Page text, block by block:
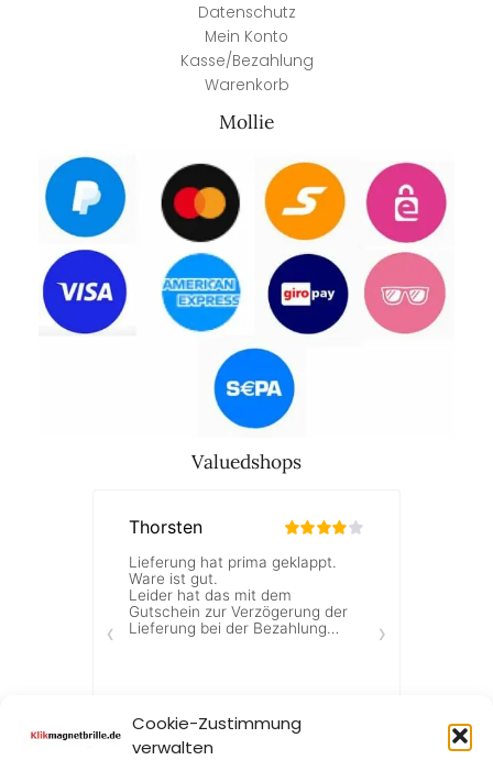
Cookie-Zustimmung
verwalten
Datenschutz
Mein Konto
Kasse/Bezahlung
Warenkorb
Mollie
Valuedshops